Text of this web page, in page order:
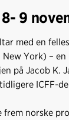
8- 9
med en
York) – en
på Jacob K.
ICFF-
frem norske